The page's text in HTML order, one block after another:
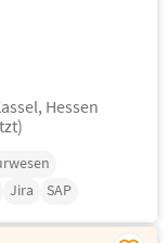
Hessen
Jira SAP